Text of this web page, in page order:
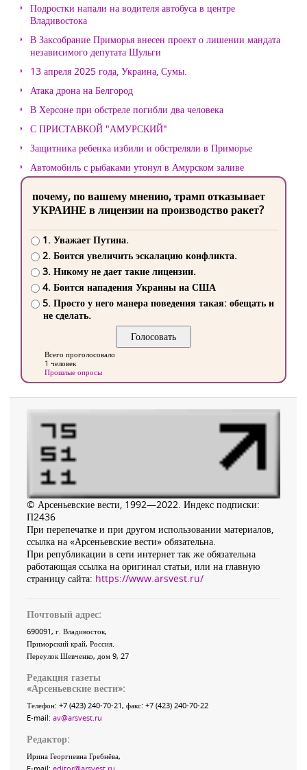
Подростки напали на водителя автобуса в центре
Владивостока
В Заксобрание Приморья внесен проект о лишении мандата
независимого депутата Шульги
13 апреля 2025 года, Украина, Сумы.
Атака дрона на Белгород
В Херсоне при обстреле погибли два человека
С ПРИСТАВКОЙ "АМУРСКИЙ"
Защитника ребенка избили и обстреляли в Приморье
Автомобиль с рыбаками утонул в Амурском заливе
почему, по вашему мнению, трамп отказывает
УКРАИНЕ в лицензии на производство ракет?
1. Уважает Путина.
2. Боится увеличить эскалацию конфликта.
3. Никому не дает такие лицензии.
4. Боится нападения Украины на США
5. Просто у него манера поведения такая: обещать и
не сделать.
Всего проголосовало
1 человек
Прошлые опросы
© Арсеньевские вести, 1992—2022. Индекс подписки:
П2436
При перепечатке и при другом использовании материалов,
ссылка на «Арсеньевские вести» обязательна.
При републикации в сети интернет так же обязательна
работающая ссылка на оригинал статьи, или на главную
страницу сайта: https://www.arsvest.ru/
Почтовый адрес:
690091, г. Владивосток,
Приморский край, Россия
Переулок Шевченко, дом 9, 27
Редакция газеты
«Арсеньевские вести»:
Телефон: +7 (423) 240-70-21, факс: +7 (423) 240-70-22
E-mail: av@arsvest.ru
Редактор:
Ирина Георгиевна Гребнёва,